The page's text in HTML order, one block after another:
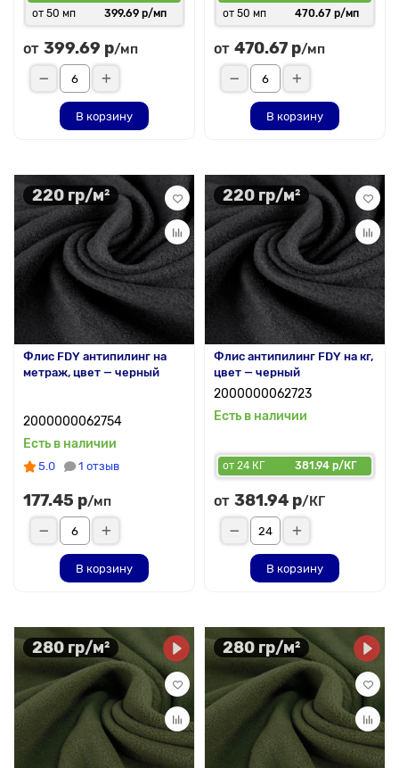
от 50 мп
399.69 р/мп
от 399.69 р/мп
В корзину
от 50 мп
470.67 р/мп
от 470.67 р/мп
В корзину
220 гр/м²
Флис FDY антипилинг на
метраж, цвет — черный
2000000062754
Есть в наличии
5.0 1 отзыв
177.45 р/мп
В корзину
220 гр/м²
Флис антипилинг FDY на кг,
цвет — черный
2000000062723
Есть в наличии
от 24 КГ 381.94 р/КГ
от 381.94 р/КГ
В корзину
280 гр/м² 280 гр/м²